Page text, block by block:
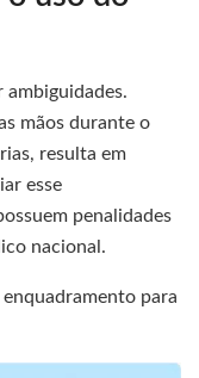
ambiguidades.
mãos durante o
resulta em
esse
penalidades
nacional.
para